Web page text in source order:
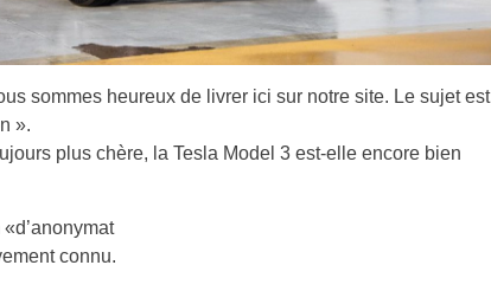
sommes heureux de livrer ici sur notre site. Le sujet est
».
plus chère, la Tesla Model 3 est-elle encore bien
connu.